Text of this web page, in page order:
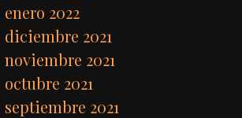
enero 2022
diciembre 2021
noviembre 2021
octubre 2021
septiembre 2021